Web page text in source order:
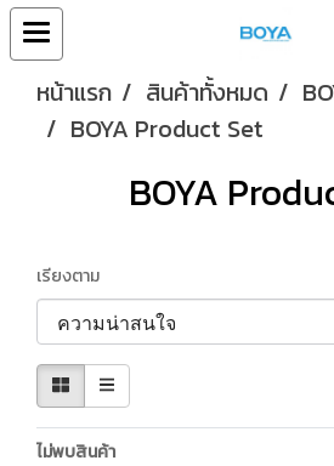
หน้าแรก สินค้าทั้งหมด
BOYA Product Set
BOYA
เรียงตาม
ไม่พบสินค้า